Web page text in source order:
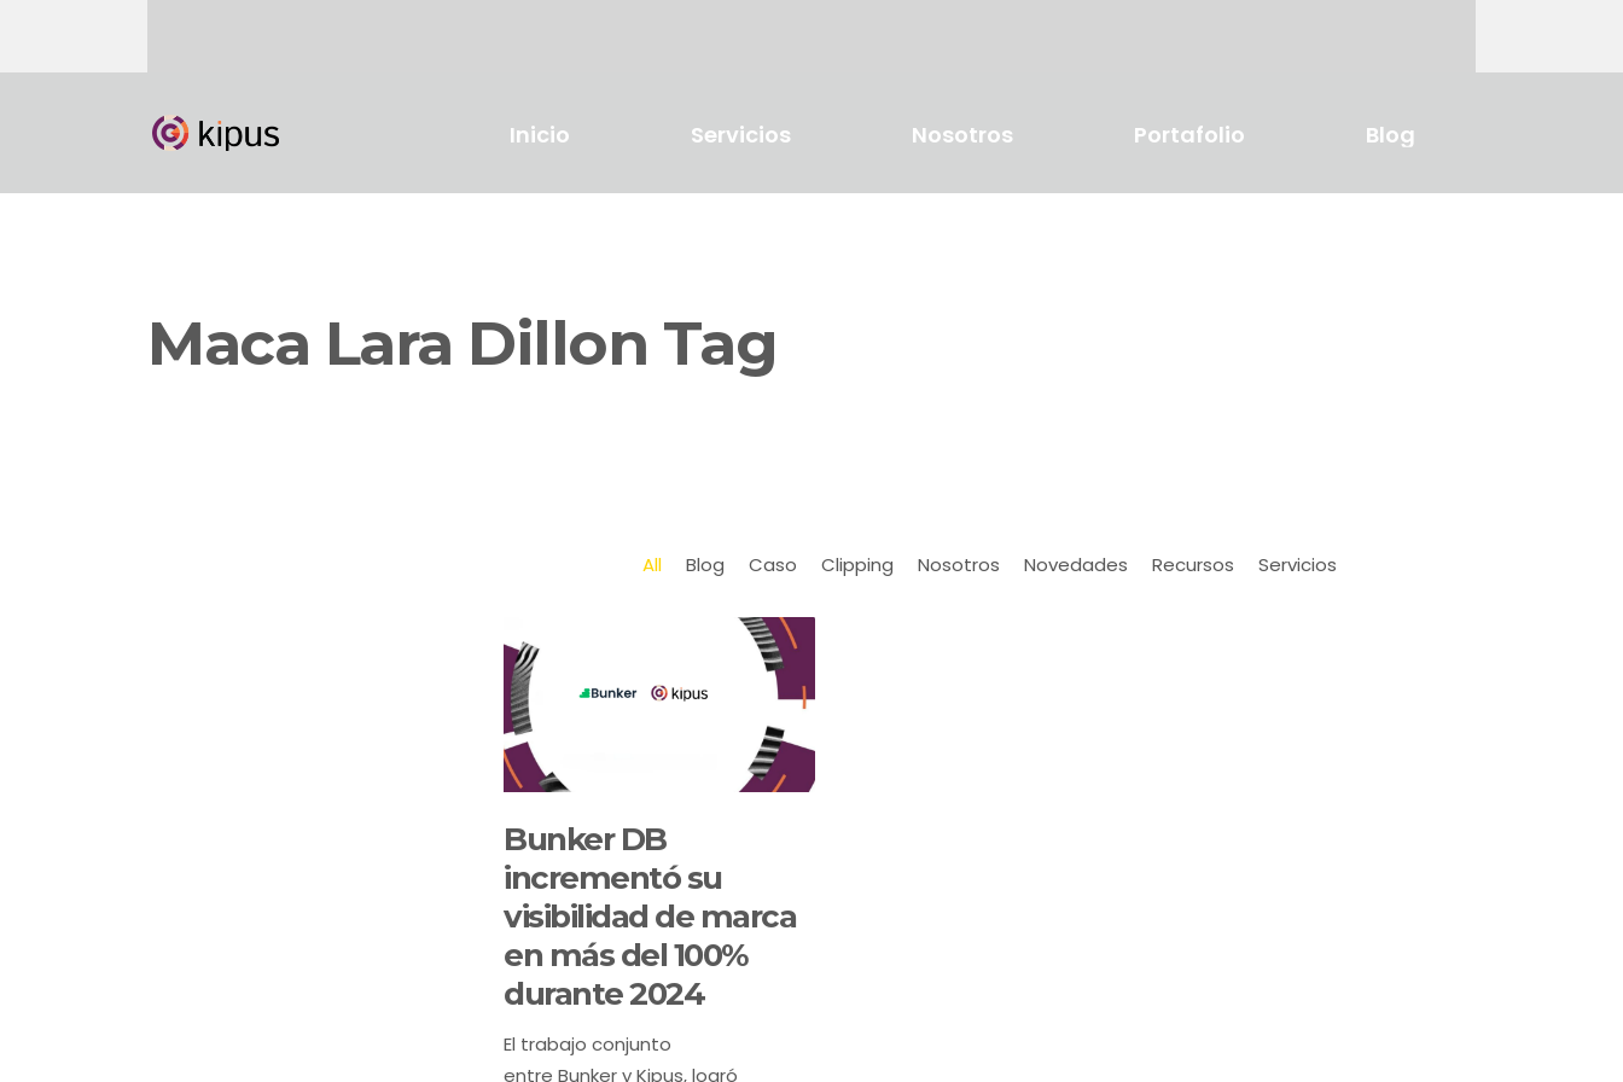
Inicio Servicios Nosotros Portafolio Blog
Maca Lara Dillon Tag
All Blog Caso Clipping Nosotros Novedades Recursos Servicios
Bunker DB
incrementó su
visibilidad de marca
en más del 100%
durante 2024
El trabajo conjunto
entre Bunker y Kipus, logró